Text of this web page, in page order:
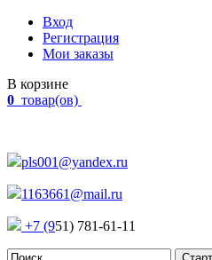
Вход
Регистрация
Мои заказы
В корзине
0 товар(ов)
pls001@yandex.ru
1163661@mail.ru
+7 (951) 781-61-11